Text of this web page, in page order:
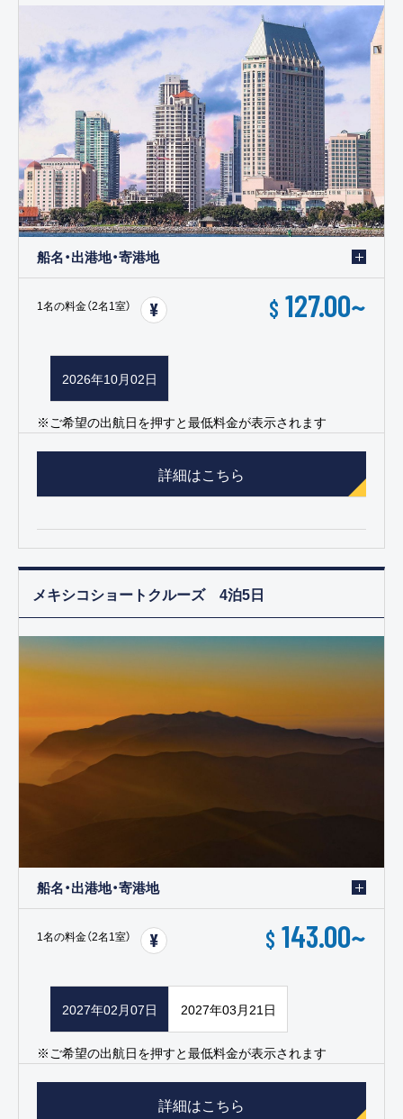
船名・出港地・寄港地
1名の料金（2名1室） $ 127.00~
2026年10月02日
※ご希望の出航日を押すと最低料金が表示されます
詳細はこちら
メキシコショートクルーズ 4泊5日
船名・出港地・寄港地
1名の料金（2名1室） $ 143.00~
2027年02月07日 2027年03月21日
※ご希望の出航日を押すと最低料金が表示されます
詳細はこちら